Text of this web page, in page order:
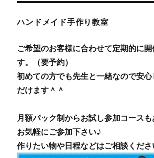
ハンドメイド手作り教室
ご希望のお客様に合わせて定期的に
す。（要予約）
初めての方でも先生と一緒なので安
だけます＾＾
月額パック制からお試し参加コース
お気軽にご参加下さい♪
作りたい物や日程などはご相談くださ